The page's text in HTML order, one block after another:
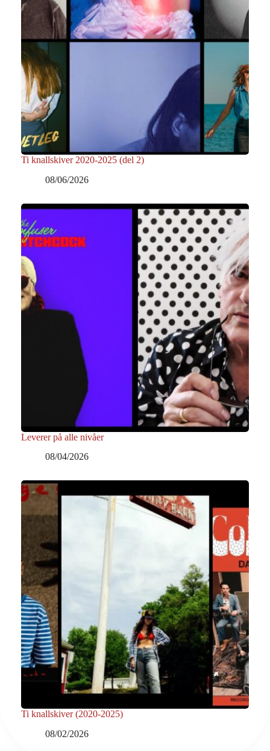
Ti knallskiver 2020-2025 (del 2)
08/06/2026
Leverer på alle nivåer
08/04/2026
Ti knallskiver (2020-2025)
08/02/2026